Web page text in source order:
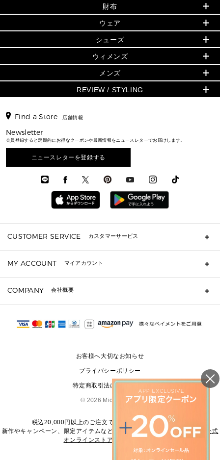
小物
シューズ・靴
ウェア
アクセサリー
時計
▶ メンズ
バッグ
時計
追加アイテム
▶ ウィメンズすべて(ウェア・シューズ除く)
バッグ
財布・小物
ウェア
シューズ
時計・ジュエリー
メンズ バッグ
メンズ 財布・小物
メンズ ウェア
メンズ 時計・その他
▶ すべて
▶ ウィメンズすべて
財布・小物
アクセサリー
フレグランス
シューズ
メンズ財布・小物
メンズアクセサリー
メンズシューズ
メンズウェア
人気の定番アイテム
日本限定 - バッグ
▶ ウィメンズすべて
トートバッグ
ショルダーバッグ
クロスボディ・斜め掛け
3 IN 1 / 2 IN 1 バッグ
▶ メンズすべて
財布
日本限定 - 財布・小物
▶ ウィメンズすべて
GREENWICH
折り財布(二つ折り・三つ折り)
長財布
お財布レビュー ▸
ウェア
▶ ウィメンズすべて
トップス
スカート・パンツ
ジャケット・アウター
シューズ
▶ ウィメンズすべて
サンダル
スニーカー
ウィメンズ
人気の定番アイテム
▶ ウィメンズすべて
▶ バッグすべて
通勤・通学アイテム
▶ 財布すべて
ミニ財布・フラグメントケース
折り財布(二つ折り・三つ折り)
長財布
▶ 小物すべて
キーケース
定期ケース・カードケース・名刺入れ
ポーチ
サンダル
パンプス・フラット
▶ アクセサリー(チャーム・ストラップ・サングラス)
▶ 時計
▶ ジュエリー
メンズ
▶ メンズすべて
シューズ・靴
ウェア
REVIEW / STYLING
エディターレビュー
Find a Store 店舗情報
Newsletter
会員登録すると定期的にお得なクーポンや最新情報をニュースレターでお届けします。
ニュースレターを登録する
CUSTOMER SERVICE カスタマーサービス
ギフト用にラッピングができますか？
ショッピングバッグを購入商品分送ってもらえますか？
注文後に完了メールが受信できないのですが？
サイズ交換はできますか？
MY ACCOUNT マイアカウント
COMPANY 会社概要
会社概要
お客様へ大切なお知らせ
プライバシーポリシー
特定商取引法に基づく表記
© 2026 Michael Kors
税込20,000円以上のご注文で送料無料にてお届けします
新作やキャンペーン、限定アイテムなどの最新情報は、 マイケル・コース公式
オンラインストア